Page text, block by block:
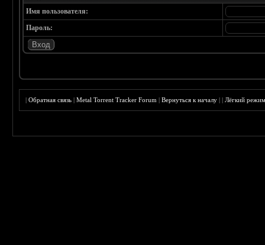
Имя пользователя:
Пароль:
|Обратная связь |Metal Torrent Tracker Forum |Вернуться к началу ||Лёгкий